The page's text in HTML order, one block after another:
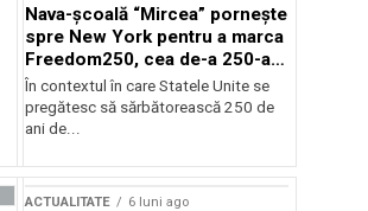
Nava-școală “Mircea” pornește
spre New York pentru a marca
Freedom250, cea de-a 250-a
aniversare a Statelor Unite
În contextul în care Statele Unite se
pregătesc să sărbătorească 250 de
ani de...
ACTUALITATE 6 luni ago